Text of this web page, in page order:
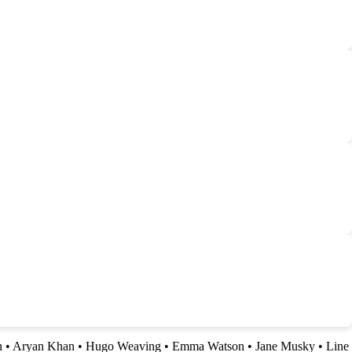
• Aryan Khan • Hugo Weaving • Emma Watson • Jane Musky • Line